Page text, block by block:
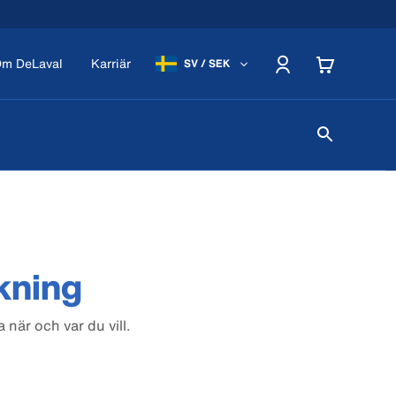
DeLaval Karriär SV / SEK
när och var du vill.